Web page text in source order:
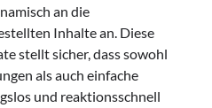
an die
Inhalte an. Diese
stellt sicher, dass sowohl
als auch einfache
und reaktionsschnell